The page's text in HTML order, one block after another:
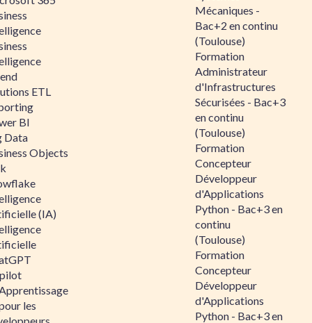
ETL
BI
Data
Objects
(IA)
les
Mécaniques -
Bac+2 en continu
(Toulouse)
Formation
Administrateur
d'Infrastructures
Sécurisées - Bac+3
en continu
(Toulouse)
Formation
Concepteur
Développeur
d'Applications
Python - Bac+3 en
continu
(Toulouse)
Formation
Concepteur
Développeur
d'Applications
Python - Bac+3 en